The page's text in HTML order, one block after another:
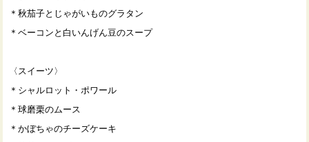
＊秋茄子とじゃがいものグラタン
＊ベーコンと白いんげん豆のスープ
〈スイーツ〉
＊シャルロット・ポワール
＊球磨栗のムース
＊かぼちゃのチーズケーキ